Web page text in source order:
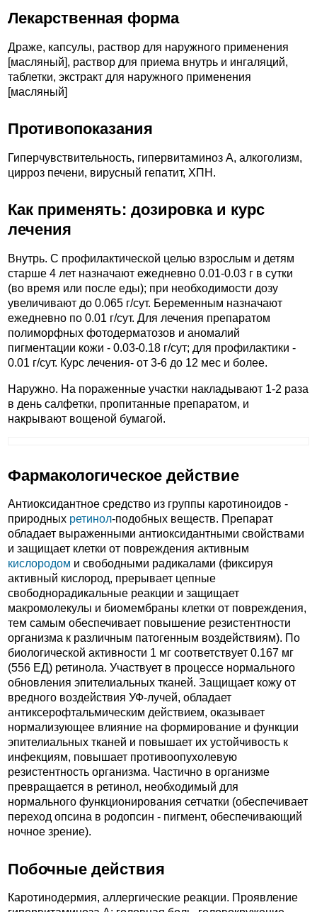
Лекарственная форма
Драже, капсулы, раствор для наружного применения
[масляный], раствор для приема внутрь и ингаляций,
таблетки, экстракт для наружного применения
[масляный]
Противопоказания
Гиперчувствительность, гипервитаминоз А, алкоголизм,
цирроз печени, вирусный гепатит, ХПН.
Как применять: дозировка и курс
лечения
Внутрь. С профилактической целью взрослым и детям
старше 4 лет назначают ежедневно 0.01-0.03 г в сутки
(во время или после еды); при необходимости дозу
увеличивают до 0.065 г/сут. Беременным назначают
ежедневно по 0.01 г/сут. Для лечения препаратом
полиморфных фотодерматозов и аномалий
пигментации кожи - 0.03-0.18 г/сут; для профилактики -
0.01 г/сут. Курс лечения- от 3-6 до 12 мес и более.
Наружно. На пораженные участки накладывают 1-2 раза
в день салфетки, пропитанные препаратом, и
накрывают вощеной бумагой.
Фармакологическое действие
Антиоксидантное средство из группы каротиноидов -
природных ретинол-подобных веществ. Препарат
обладает выраженными антиоксидантными свойствами
и защищает клетки от повреждения активным
кислородом и свободными радикалами (фиксируя
активный кислород, прерывает цепные
свободнорадикальные реакции и защищает
макромолекулы и биомембраны клетки от повреждения,
тем самым обеспечивает повышение резистентности
организма к различным патогенным воздействиям). По
биологической активности 1 мг соответствует 0.167 мг
(556 ЕД) ретинола. Участвует в процессе нормального
обновления эпителиальных тканей. Защищает кожу от
вредного воздействия УФ-лучей, обладает
антиксерофтальмическим действием, оказывает
нормализующее влияние на формирование и функции
эпителиальных тканей и повышает их устойчивость к
инфекциям, повышает противоопухолевую
резистентность организма. Частично в организме
превращается в ретинол, необходимый для
нормального функционирования сетчатки (обеспечивает
переход опсина в родопсин - пигмент, обеспечивающий
ночное зрение).
Побочные действия
Каротинодермия, аллергические реакции. Проявление